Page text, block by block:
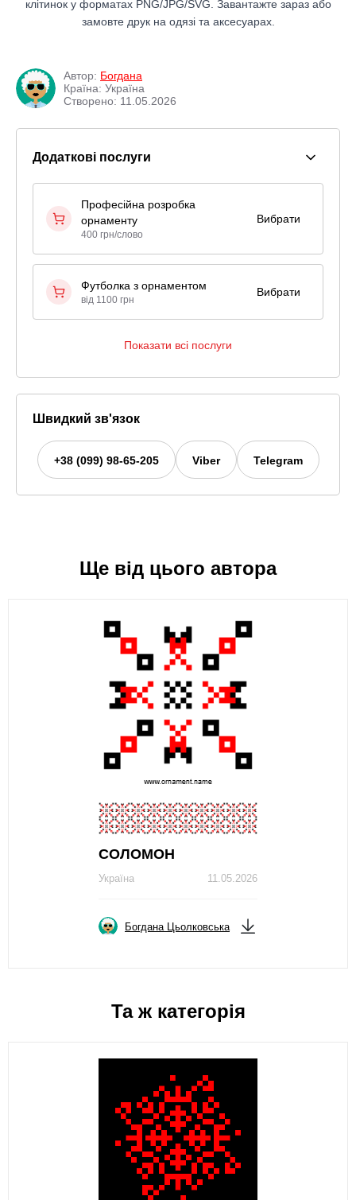
клітинок у форматах PNG/JPG/SVG. Завантажте зараз або
замовте друк на одязі та аксесуарах.
Автор: Богдана
Країна: Україна
Створено: 11.05.2026
Додаткові послуги
Професійна розробка
орнаменту
400 грн/слово
Вибрати
Футболка з орнаментом
від 1100 грн
Вибрати
Показати всі послуги
Швидкий зв'язок
+38 (099) 98-65-205 Viber Telegram
Ще від цього автора
СОЛОМОН
11.05.2026
Україна
Богдана Цьолковська
Та ж категорія